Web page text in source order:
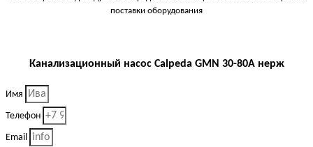
поставки оборудования
Канализационный насос Calpeda GMN 30-80A нерж
Имя
Телефон
Email